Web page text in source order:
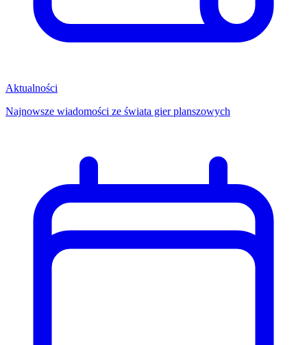
Aktualności
Najnowsze wiadomości ze świata gier planszowych